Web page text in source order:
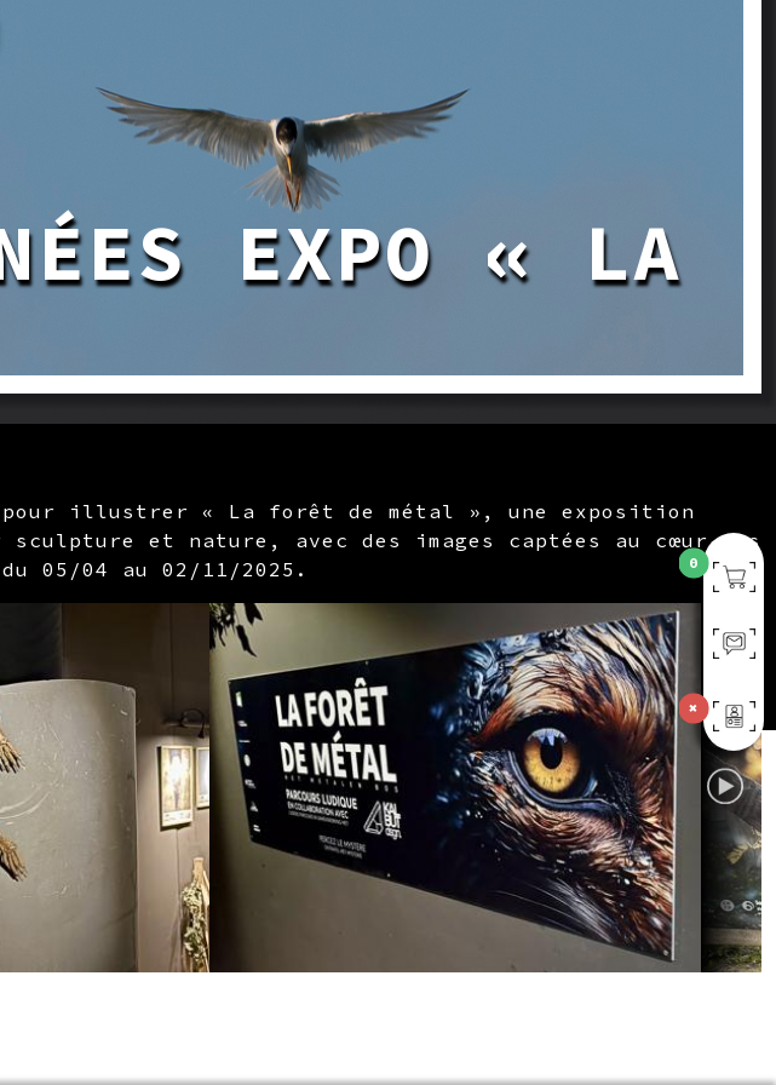
EXPO « LA
pour illustrer « La forêt de métal », une exposition
et nature, avec des images captées au cœur des
05/04 au 02/11/2025.
0
✖